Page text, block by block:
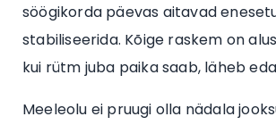
söögikorda päevas aitavad
stabiliseerida. Kõige raskem on
kui rütm juba paika saab, läheb
Meeleolu ei pruugi olla nädala